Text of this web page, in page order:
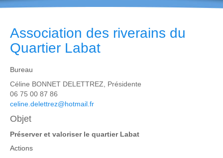
Association des riverains du
Quartier Labat
Bureau
Céline BONNET DELETTREZ, Présidente
06 75 00 87 86
celine.delettrez@hotmail.fr
Objet
Préserver et valoriser le quartier Labat
Actions